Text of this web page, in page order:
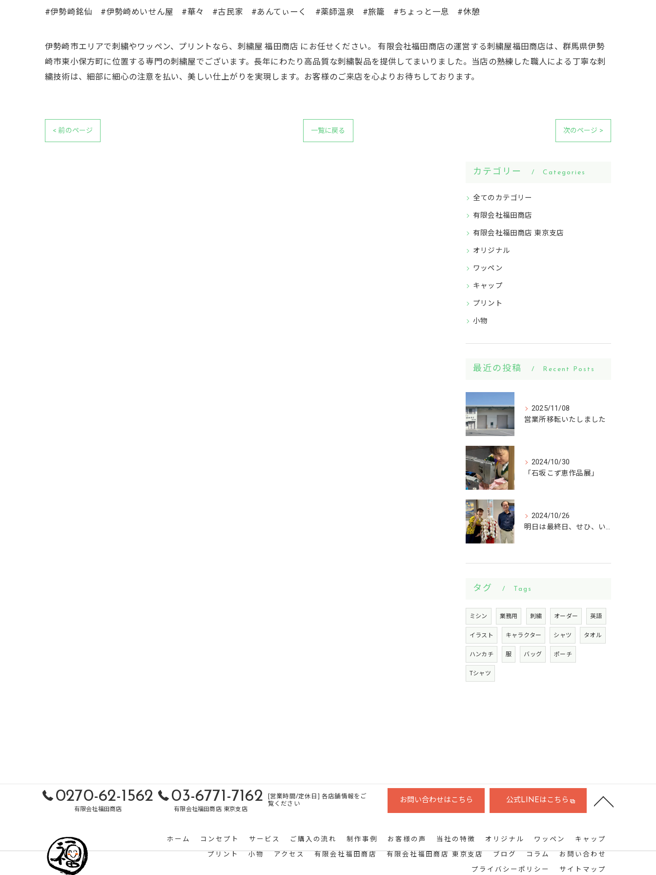
#伊勢崎銘仙 #伊勢崎めいせん屋 #華々 #古民家 #あんてぃーく #薬師温泉 #旅籠 #ちょっと一息 #休憩
伊勢崎市エリアで刺繍やワッペン、プリントなら、刺繍屋 福田商店 にお任せください。 有限会社福田商店の運営する刺繍屋福田商店は、群馬県伊勢
崎市東小保方町に位置する専門の刺繍屋でございます。長年にわたり高品質な刺繍製品を提供してまいりました。当店の熟練した職人による丁寧な刺
繍技術は、細部に細心の注意を払い、美しい仕上がりを実現します。お客様のご来店を心よりお待ちしております。
< 前のページ 一覧に戻る 次のページ >
カテゴリー Categories
全てのカテゴリー
有限会社福田商店
有限会社福田商店 東京支店
オリジナル
ワッペン
キャップ
プリント
小物
最近の投稿 Recent Posts
2025/11/08
営業所移転いたしました
2024/10/30
「石坂こず恵作品展」
2024/10/26
明日は最終日、せひ、いらしてください。
タグ Tags
ミシン 業務用 刺繍 オーダー 英語
イラスト キャラクター シャツ タオル
ハンカチ 服 バッグ ポーチ
Tシャツ
0270-62-1562
有限会社福田商店
03-6771-7162
有限会社福田商店 東京支店
[営業時間/定休日] 各店舗情報をご
覧ください
お問い合わせはこちら 公式LINEはこちら
ホーム コンセプト サービス ご購入の流れ 制作事例 お客様の声 当社の特徴 オリジナル ワッペン キャップ
プリント 小物 アクセス 有限会社福田商店 有限会社福田商店 東京支店 ブログ コラム お問い合わせ
プライバシーポリシー サイトマップ